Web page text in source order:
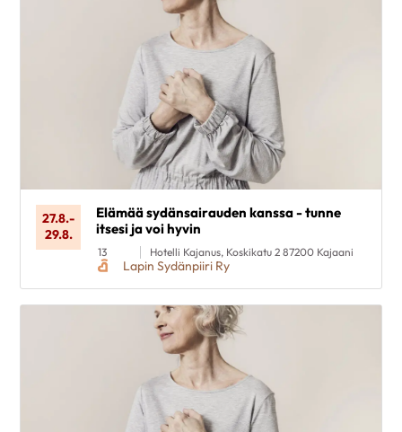
Poista valinnat
27.8.-
29.8.
Elämää sydänsairauden kanssa - tunne
itsesi ja voi hyvin
13 Hotelli Kajanus, Koskikatu 2 87200 Kajaani
Lapin Sydänpiiri Ry